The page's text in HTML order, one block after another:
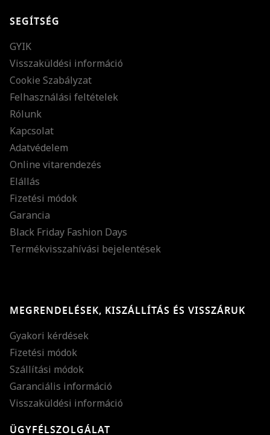
SEGÍTSÉG
GYIK
Visszaküldési információ
Cookie Szabályzat
Felhasználási feltételek
Rólunk
Kapcsolat
Adatvédelem
Online vitarendezés
Elállás
Fizetési módok
Garancia
Black Friday Fashion Days
Termékvisszahívási bejelentések
MEGRENDELÉSEK, KISZÁLLÍTÁS ÉS VISSZÁRUK
Gyakori kérdések
Fizetési módok
Szállítási módok
Garanciális információ
Visszaküldési információ
ÜGYFÉLSZOLGÁLAT